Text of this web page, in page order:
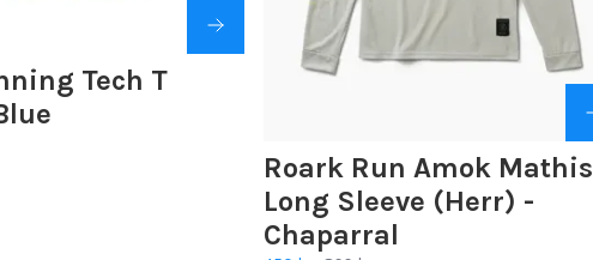
Tech T
Roark Run Amok Mathis
Long Sleeve (Herr) -
Chaparral